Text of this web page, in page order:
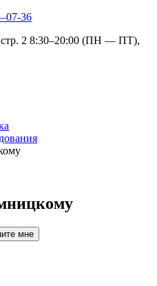
36
стр. 2 8:30–20:00 (ПН — ПТ),
мне